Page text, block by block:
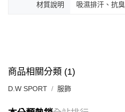
材質說明 吸濕排汗、抗臭
商品相關分類 (1)
D.W SPORT 服飾